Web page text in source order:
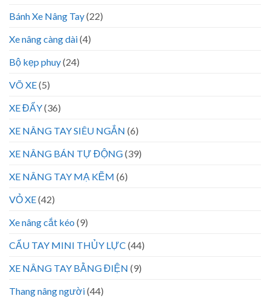
Bánh Xe Nâng Tay(22)
Xe nâng càng dài(4)
Bộ kẹp phuy(24)
VÕ XE(5)
XE ĐẨY(36)
XE NÂNG TAY SIÊU NGẮN (6)
XE NÂNG BÁN TỰ ĐỘNG(39)
XE NÂNG TAY MẠ KẼM (6)
VỎ XE(42)
Xe nâng cắt kéo (9)
CẨU TAY MINI THỦY LỰC (44)
XE NÂNG TAY BẰNG ĐIỆN (9)
Thang nâng người(44)